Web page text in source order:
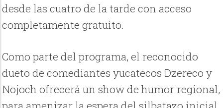
desde las cuatro de la tarde con acceso
completamente gratuito.
Como parte del programa, el reconocido
dueto de comediantes yucatecos Dzereco y
Nojoch ofrecerá un show de humor regional,